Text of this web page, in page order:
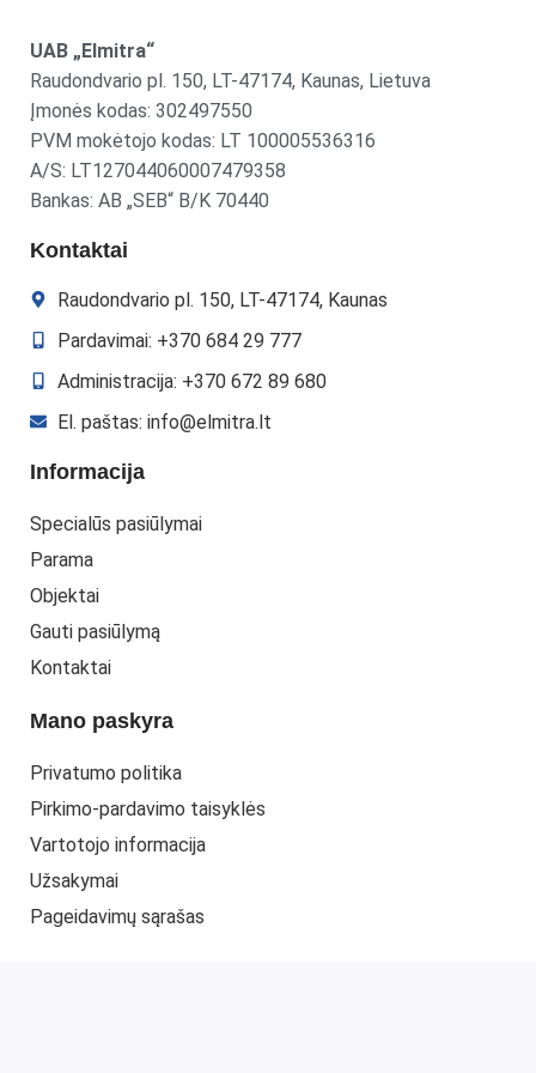
UAB „Elmitra“
Raudondvario pl. 150, LT-47174, Kaunas, Lietuva
Įmonės kodas: 302497550
PVM mokėtojo kodas: LT 100005536316
A/S: LT127044060007479358
Bankas: AB „SEB“ B/K 70440
Kontaktai
Raudondvario pl. 150, LT-47174, Kaunas
Pardavimai: +370 684 29 777
Administracija: +370 672 89 680
El. paštas: info@elmitra.lt
Informacija
Specialūs pasiūlymai
Parama
Objektai
Gauti pasiūlymą
Kontaktai
Mano paskyra
Privatumo politika
Pirkimo-pardavimo taisyklės
Vartotojo informacija
Užsakymai
Pageidavimų sąrašas